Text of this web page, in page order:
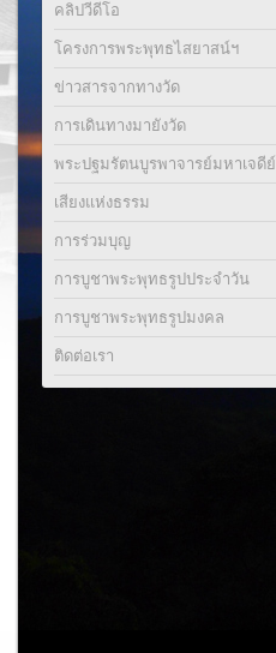
คลิปวีดีโอ
โครงการพระพุทธไสยาสน์ฯ
ข่าวสารจากทางวัด
การเดินทางมายังวัด
พระปฐมรัตนบูรพาจารย์มหาเจดีย์
เสียงแห่งธรรม
การร่วมบุญ
การบูชาพระพุทธรูปประจำวัน
การบูชาพระพุทธรูปมงคล
ติดต่อเรา